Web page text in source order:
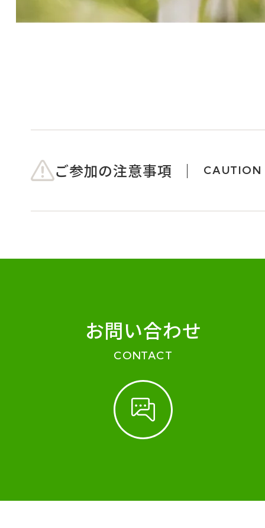
ご参加の注意事項 CAUTION
お問い合わせ
CONTACT